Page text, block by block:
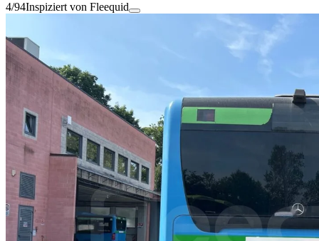
4/94Inspiziert von Fleequid